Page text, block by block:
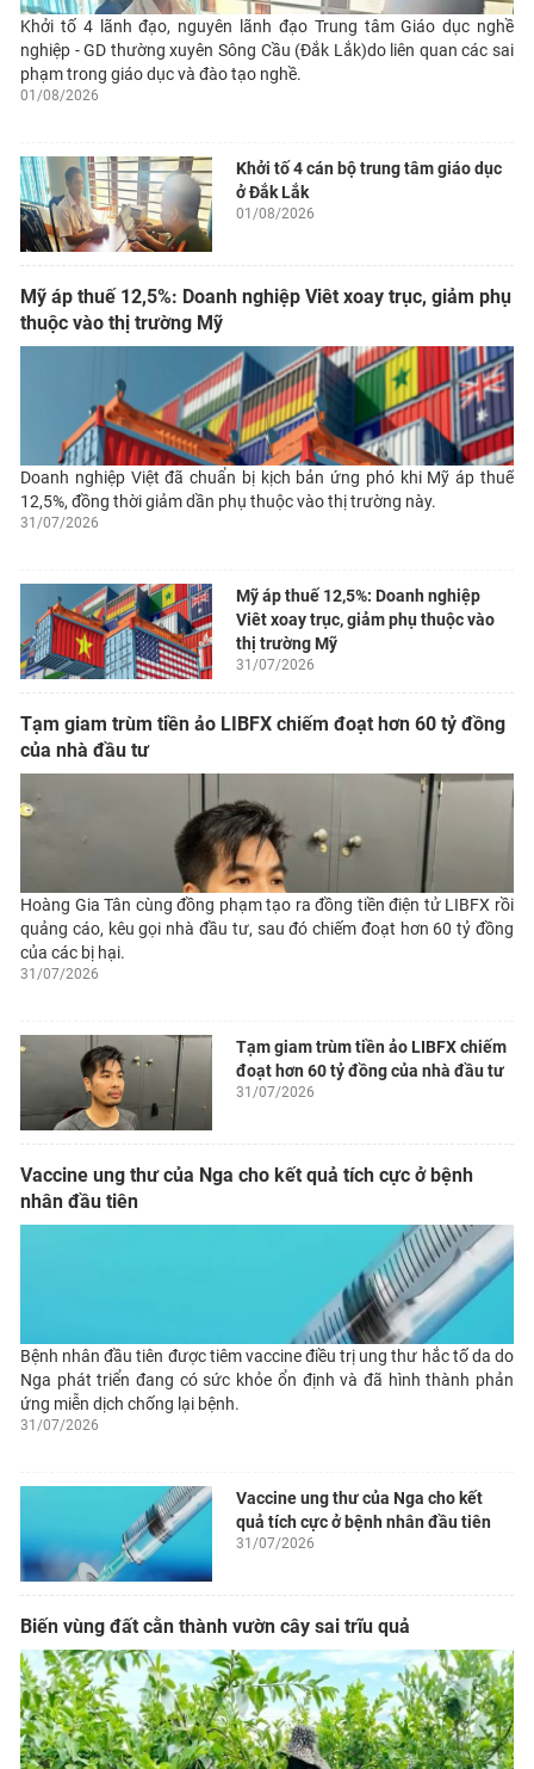
Khởi tố 4 lãnh đạo, nguyên lãnh đạo Trung tâm Giáo dục nghề
nghiệp - GD thường xuyên Sông Cầu (Đắk Lắk)do liên quan các sai
phạm trong giáo dục và đào tạo nghề.
01/08/2026
Khởi tố 4 cán bộ trung tâm giáo dục
ở Đắk Lắk
01/08/2026
Mỹ áp thuế 12,5%: Doanh nghiệp Viêt xoay trục, giảm phụ
thuộc vào thị trường Mỹ
Doanh nghiệp Việt đã chuẩn bị kịch bản ứng phó khi Mỹ áp thuế
12,5%, đồng thời giảm dần phụ thuộc vào thị trường này.
31/07/2026
Mỹ áp thuế 12,5%: Doanh nghiệp
Viêt xoay trục, giảm phụ thuộc vào
thị trường Mỹ
31/07/2026
Tạm giam trùm tiền ảo LIBFX chiếm đoạt hơn 60 tỷ đồng
của nhà đầu tư
Hoàng Gia Tân cùng đồng phạm tạo ra đồng tiền điện tử LIBFX rồi
quảng cáo, kêu gọi nhà đầu tư, sau đó chiếm đoạt hơn 60 tỷ đồng
của các bị hại.
31/07/2026
Tạm giam trùm tiền ảo LIBFX chiếm
đoạt hơn 60 tỷ đồng của nhà đầu tư
31/07/2026
Vaccine ung thư của Nga cho kết quả tích cực ở bệnh
nhân đầu tiên
Bệnh nhân đầu tiên được tiêm vaccine điều trị ung thư hắc tố da do
Nga phát triển đang có sức khỏe ổn định và đã hình thành phản
ứng miễn dịch chống lại bệnh.
31/07/2026
Vaccine ung thư của Nga cho kết
quả tích cực ở bệnh nhân đầu tiên
31/07/2026
Biến vùng đất cằn thành vườn cây sai trĩu quả